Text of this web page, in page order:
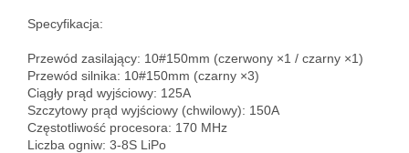
Specyfikacja:
Przewód zasilający: 10#150mm (czerwony ×1 / czarny ×1)
Przewód silnika: 10#150mm (czarny ×3)
Ciągły prąd wyjściowy: 125A
Szczytowy prąd wyjściowy (chwilowy): 150A
Częstotliwość procesora: 170 MHz
Liczba ogniw: 3-8S LiPo